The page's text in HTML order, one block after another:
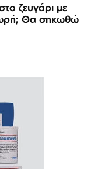
ζευγάρι με
Θα σηκωθώ